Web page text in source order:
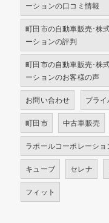
ーションの口コミ情報
町田市の自動車販売･株
ーションの評判
町田市の自動車販売･株
ーションのお客様の声
お問い合わせ プラ
町田市 中古車販売
ラポールコーポレーショ
キューブ セレナ
フィット